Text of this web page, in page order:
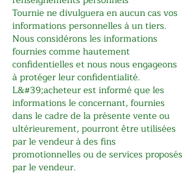
Tournie ne divulguera en aucun cas vos
informations personnelles à un tiers.
Nous considérons les informations
fournies comme hautement
confidentielles et nous nous engageons
à protéger leur confidentialité.
L&#39;acheteur est informé que les
informations le concernant, fournies
dans le cadre de la présente vente ou
ultérieurement, pourront être utilisées
par le vendeur à des fins
promotionnelles ou de services proposés
par le vendeur.